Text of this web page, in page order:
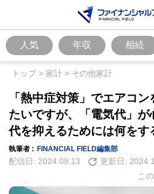
人気 年収 相続
トップ> 家計 > その他家計
「熱中症対策」でエアコ
たいですが、「電気代」
代を抑えるためには何をす
執筆者 : FINANCIAL FIELD編集部
配信日: 2024.09.13 更新日:
こ